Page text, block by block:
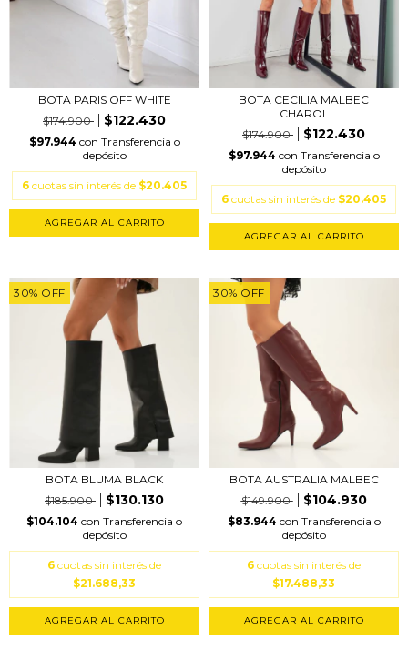
BOTA PARIS OFF WHITE
$174.900
$122.430
$97.944 con Transferencia o
depósito
6 cuotas sin interés de $20.405
AGREGAR AL CARRITO
BOTA CECILIA MALBEC
CHAROL
$174.900
$122.430
$97.944 con Transferencia o
depósito
6 cuotas sin interés de $20.405
AGREGAR AL CARRITO
30% OFF
BOTA BLUMA BLACK
$185.900
$130.130
$104.104 con Transferencia o
depósito
6 cuotas sin interés de
$21.688,33
AGREGAR AL CARRITO
30% OFF
BOTA AUSTRALIA MALBEC
$149.900
$104.930
$83.944 con Transferencia o
depósito
6 cuotas sin interés de
$17.488,33
AGREGAR AL CARRITO